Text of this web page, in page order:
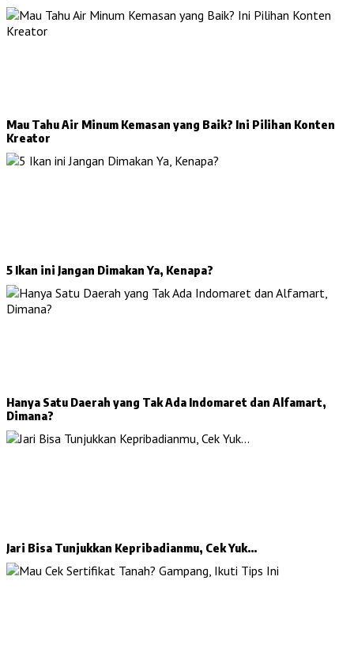
Mau Tahu Air Minum Kemasan yang Baik? Ini Pilihan Konten
Kreator
5 Ikan ini Jangan Dimakan Ya, Kenapa?
Hanya Satu Daerah yang Tak Ada Indomaret dan Alfamart,
Dimana?
Jari Bisa Tunjukkan Kepribadianmu, Cek Yuk…